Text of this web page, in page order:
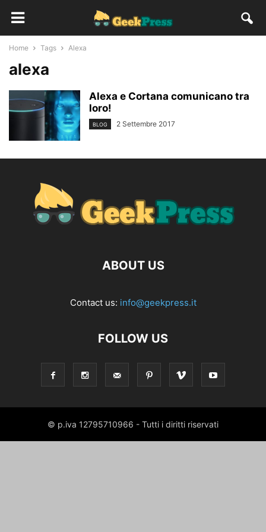
Home Tags Alexa
alexa
Alexa e Cortana comunicano tra
loro!
BLOG 2 Settembre 2017
ABOUT US
Contact us: info@geekpress.it
FOLLOW US
© p.iva 12795710966 - Tutti i diritti riservati